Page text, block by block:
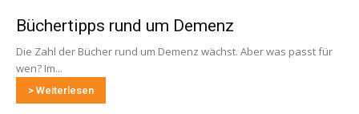
Büchertipps rund um Demenz
Die Zahl der Bücher rund um Demenz wächst. Aber was passt für
wen? Im...
> Weiterlesen